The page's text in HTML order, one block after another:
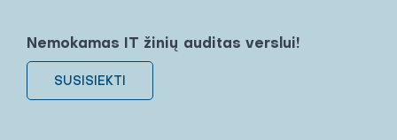
Nemokamas IT žinių auditas verslui!
SUSISIEKTI